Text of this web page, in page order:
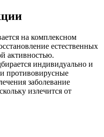
на комплексном
естественных
активностью.
индивидуально и
противовирусные
заболевание
излечится от